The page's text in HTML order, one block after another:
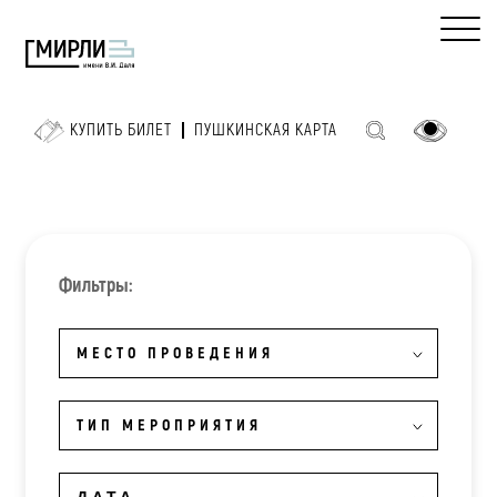
КУПИТЬ БИЛЕТ ПУШКИНСКАЯ КАРТА
Фильтры:
МЕСТО ПРОВЕДЕНИЯ
ТИП МЕРОПРИЯТИЯ